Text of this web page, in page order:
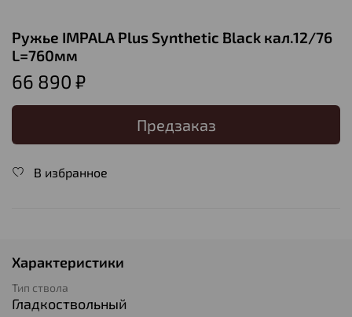
Ружье IMPALA Plus Synthetic Black кал.12/76
L=760мм
66 890 ₽
Предзаказ
В избранное
Характеристики
Тип ствола
Гладкоствольный